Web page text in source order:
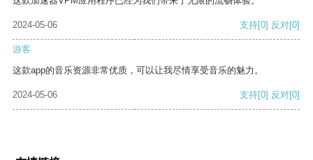
2024-05-06 支持[0] 反对[0]
游客
这款app的音乐资源非常优质，可以让我尽情享受音乐的魅力。
2024-05-06 支持[0] 反对[0]